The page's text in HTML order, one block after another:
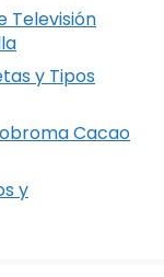
Televisión
y Tipos
Cacao
y